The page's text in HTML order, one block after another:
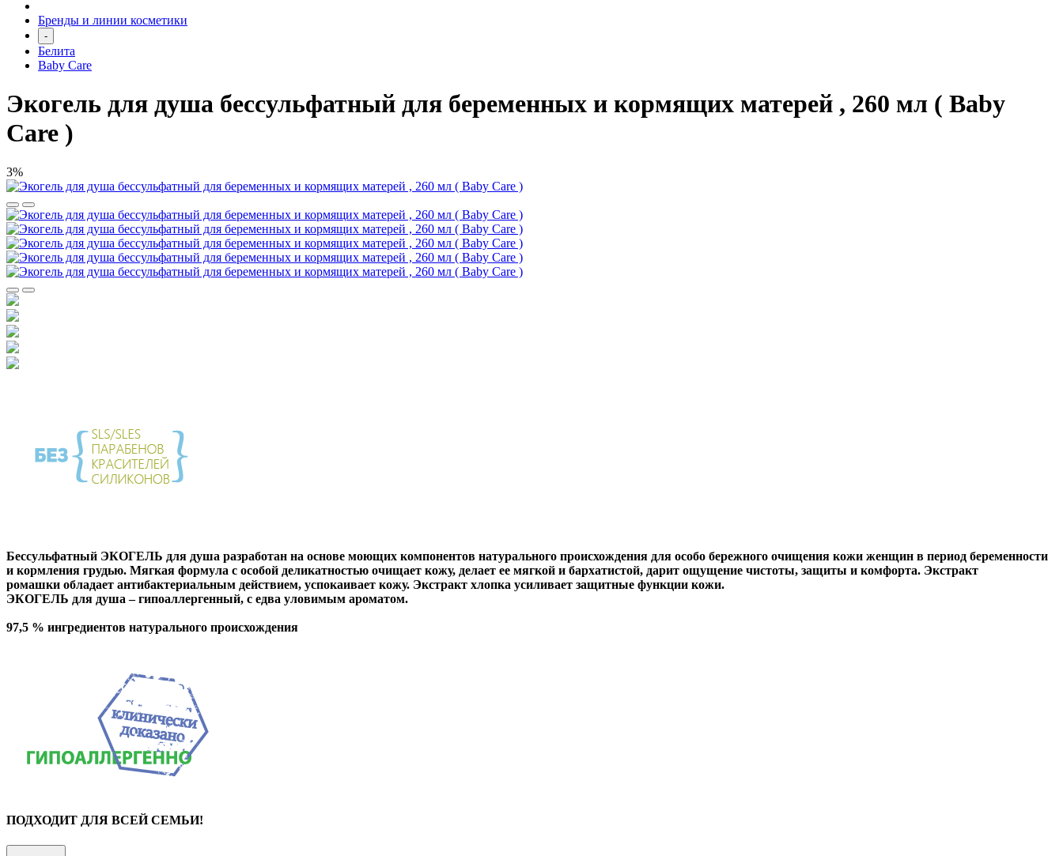
Бренды и линии косметики
-
Белита
Baby Care
Экогель для душа бессульфатный для беременных и кормящих матерей , 260 мл ( Baby
Care )
3%
Бессульфатный ЭКОГЕЛЬ для душа разработан на основе моющих компонентов натурального происхождения для особо бережного очищения кожи женщин в период беременности
и кормления грудью. Мягкая формула с особой деликатностью очищает кожу, делает ее мягкой и бархатистой, дарит ощущение чистоты, защиты и комфорта. Экстракт
ромашки обладает антибактериальным действием, успокаивает кожу. Экстракт хлопка усиливает защитные функции кожи.
ЭКОГЕЛЬ для душа – гипоаллергенный, с едва уловимым ароматом.
97,5 % ингредиентов натурального происхождения
ПОДХОДИТ ДЛЯ ВСЕЙ СЕМЬИ!